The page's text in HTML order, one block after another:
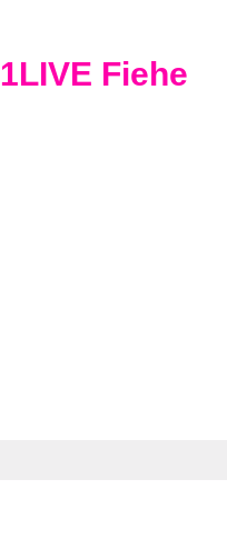
1LIVE Fiehe